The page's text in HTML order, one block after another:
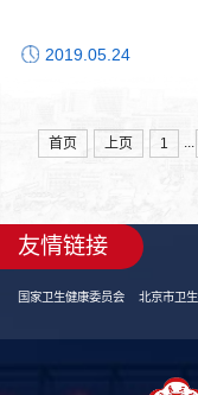
2019.05.24
首页 上页 1
友情链接
国家卫生健康委员会 北京市卫